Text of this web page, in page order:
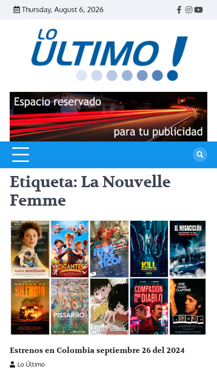
Skip
Thursday, August 6, 2026
Facebook
Etiqueta: La Nouvelle
Femme
Estrenos en Colombia septiembre 26 del 2024
Lo Último